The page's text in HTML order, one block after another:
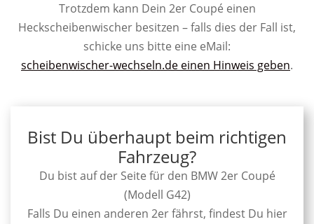
Trotzdem kann Dein 2er Coupé einen
Heckscheibenwischer besitzen – falls dies der Fall ist,
schicke uns bitte eine eMail:
scheibenwischer-wechseln.de einen Hinweis geben.
Bist Du überhaupt beim richtigen
Fahrzeug?
Du bist auf der Seite für den BMW 2er Coupé
(Modell G42)
Falls Du einen anderen 2er fährst, findest Du hier